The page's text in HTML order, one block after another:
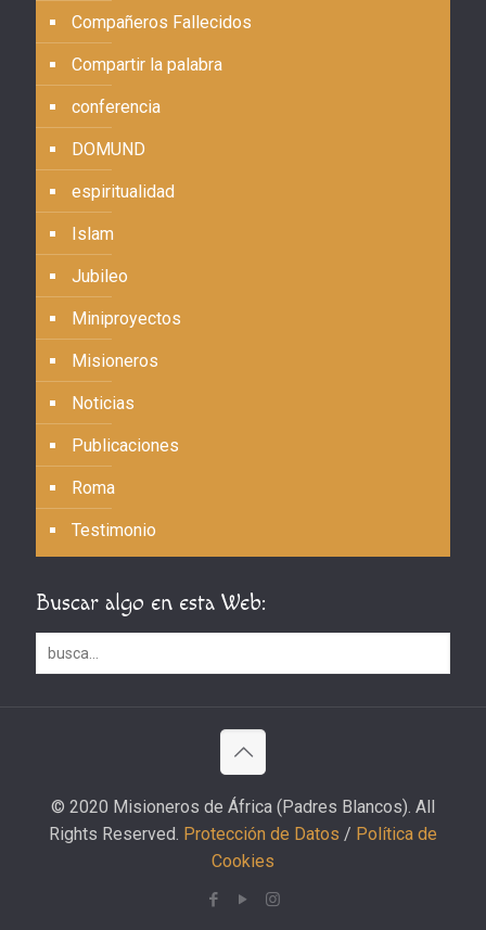
Compañeros Fallecidos
Compartir la palabra
conferencia
DOMUND
espiritualidad
Islam
Jubileo
Miniproyectos
Misioneros
Noticias
Publicaciones
Roma
Testimonio
Buscar algo en esta Web:
© 2020 Misioneros de África (Padres Blancos). All
Rights Reserved. Protección de Datos / Política de
Cookies